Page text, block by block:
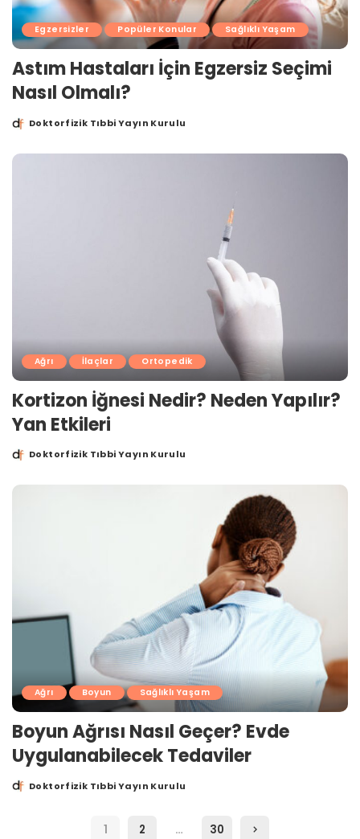
Egzersizler Popüler Konular Sağlıklı Yaşam
Astım Hastaları İçin Egzersiz Seçimi
Nasıl Olmalı?
PostedDoktorfizik Tıbbi Yayın Kurulu
Ağrı İlaçlar Ortopedik
Kortizon İğnesi Nedir? Neden Yapılır?
Yan Etkileri
PostedDoktorfizik Tıbbi Yayın Kurulu
Ağrı Boyun Sağlıklı Yaşam
Boyun Ağrısı Nasıl Geçer? Evde
Uygulanabilecek Tedaviler
PostedDoktorfizik Tıbbi Yayın Kurulu
1 2 … 30